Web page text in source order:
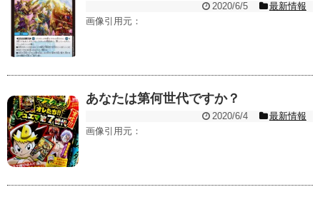
2020/6/5
最新情報
画像引用元：
あなたは第何世代ですか？
2020/6/4
最新情報
画像引用元：